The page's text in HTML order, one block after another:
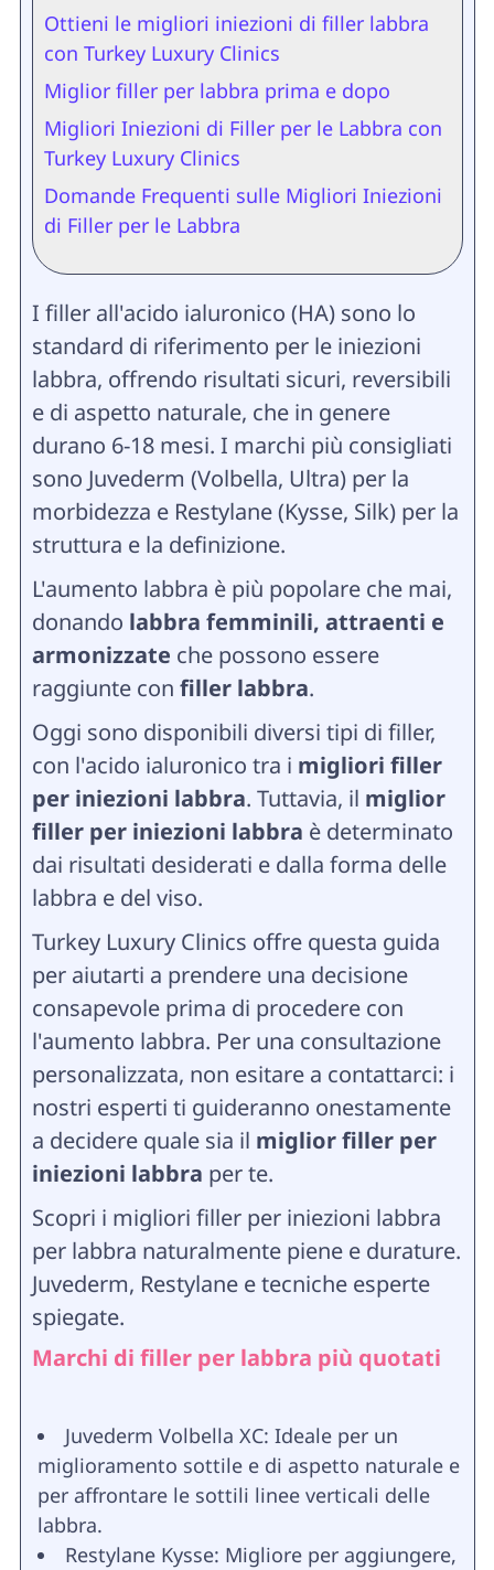
Ottieni le migliori iniezioni di filler labbra
con Turkey Luxury Clinics
Miglior filler per labbra prima e dopo
Migliori Iniezioni di Filler per le Labbra con
Turkey Luxury Clinics
Domande Frequenti sulle Migliori Iniezioni
di Filler per le Labbra
I filler all'acido ialuronico (HA) sono lo
standard di riferimento per le iniezioni
labbra, offrendo risultati sicuri, reversibili
e di aspetto naturale, che in genere
durano 6-18 mesi. I marchi più consigliati
sono Juvederm (Volbella, Ultra) per la
morbidezza e Restylane (Kysse, Silk) per la
struttura e la definizione.
L'aumento labbra è più popolare che mai,
donando labbra femminili, attraenti e
armonizzate che possono essere
raggiunte con filler labbra.
Oggi sono disponibili diversi tipi di filler,
con l'acido ialuronico tra i migliori filler
per iniezioni labbra. Tuttavia, il miglior
filler per iniezioni labbra è determinato
dai risultati desiderati e dalla forma delle
labbra e del viso.
Turkey Luxury Clinics offre questa guida
per aiutarti a prendere una decisione
consapevole prima di procedere con
l'aumento labbra. Per una consultazione
personalizzata, non esitare a contattarci: i
nostri esperti ti guideranno onestamente
a decidere quale sia il miglior filler per
iniezioni labbra per te.
Scopri i migliori filler per iniezioni labbra
per labbra naturalmente piene e durature.
Juvederm, Restylane e tecniche esperte
spiegate.
Marchi di filler per labbra più quotati
Juvederm Volbella XC: Ideale per un
miglioramento sottile e di aspetto naturale e
per affrontare le sottili linee verticali delle
labbra.
Restylane Kysse: Migliore per aggiungere,